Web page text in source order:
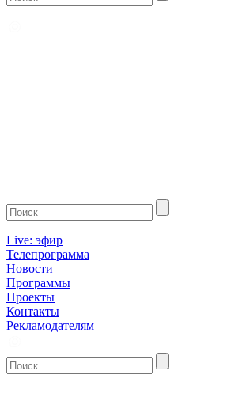
Live: эфир
Телепрограмма
Новости
Программы
Проекты
Контакты
Рекламодателям